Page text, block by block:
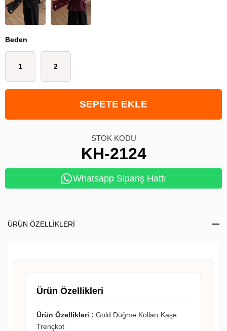
Beden
1 2
STOK KODU
KH-2124
Whatsapp Sipariş Hattı
ÜRÜN ÖZELLIKLERI
Ürün Özellikleri
Ürün Özellikleri : Gold Düğme Kolları Kaşe
Trençkot